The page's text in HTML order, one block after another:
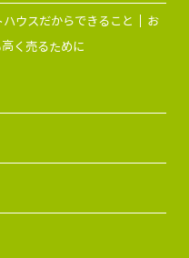
ハウスだからできること
お
く売るために